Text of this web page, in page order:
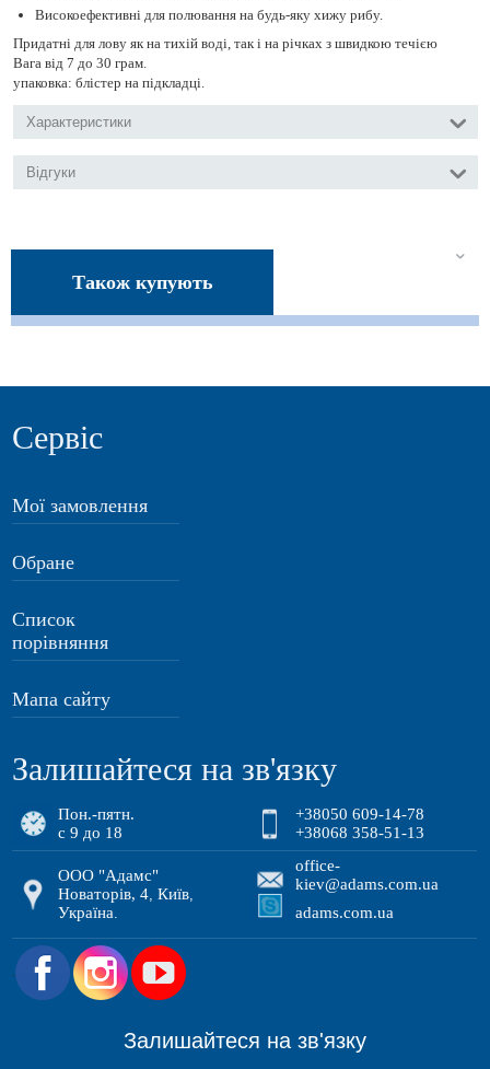
Високоефективні для полювання на будь-яку хижу рибу.
Придатні для лову як на тихій воді, так і на річках з швидкою течією
Вага від 7 до 30 грам.
упаковка: блістер на підкладці.
Характеристики
Відгуки
Також купують
Сервіс
Мої замовлення
Обране
Список
порівняння
Мапа сайту
Залишайтеся на зв'язку
Пон.-пятн.
с 9 до 18
+38050 609-14-78
+38068 358-51-13
ООО "Адамс"
Новаторів, 4 ,Київ
Україна
office-
kiev@adams.com.ua
adams.com.ua
.
Залишайтеся на зв'язку